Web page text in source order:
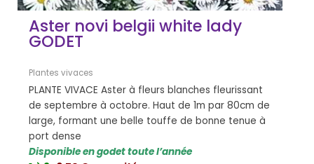
Aster novi belgii white lady
GODET
Plantes vivaces
PLANTE VIVACE Aster à fleurs blanches fleurissant
de septembre à octobre. Haut de 1m par 80cm de
large, formant une belle touffe de bonne tenue à
port dense
Disponible en godet toute l’année